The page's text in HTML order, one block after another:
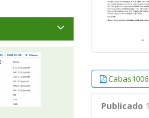
Cabas1006
Publicado